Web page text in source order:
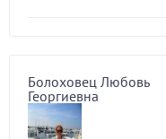
Болоховец Любовь
Георгиевна